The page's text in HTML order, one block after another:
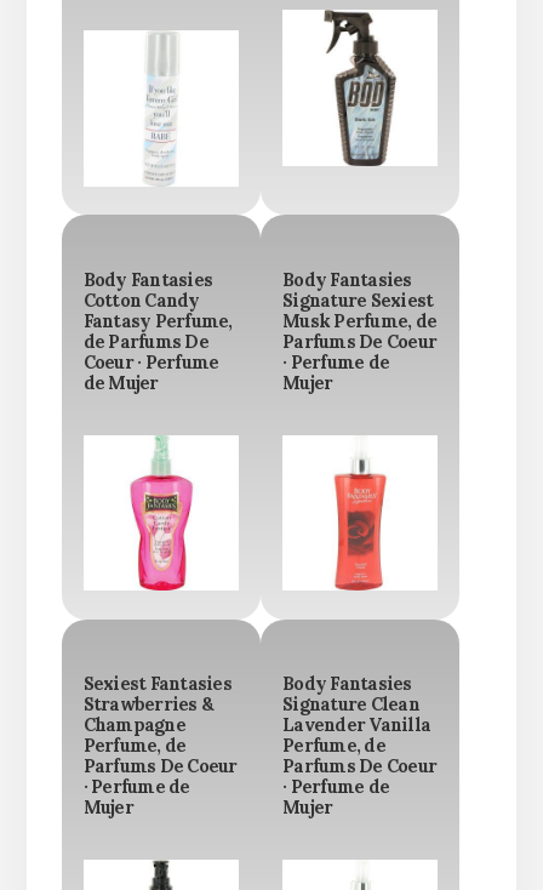
Body Fantasies
Cotton Candy
Fantasy Perfume,
de Parfums De
Coeur · Perfume
de Mujer
Body Fantasies
Signature Sexiest
Musk Perfume, de
Parfums De Coeur
· Perfume de
Mujer
Sexiest Fantasies
Strawberries &
Champagne
Perfume, de
Parfums De Coeur
· Perfume de
Mujer
Body Fantasies
Signature Clean
Lavender Vanilla
Perfume, de
Parfums De Coeur
· Perfume de
Mujer